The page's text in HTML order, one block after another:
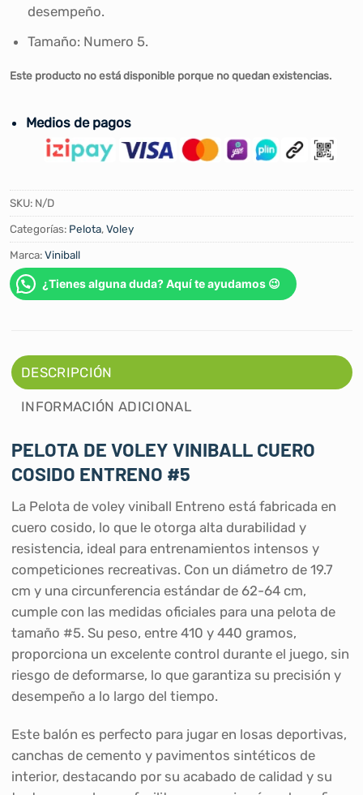
desempeño.
Tamaño: Numero 5.
Este producto no está disponible porque no quedan existencias.
Medios de pagos
SKU: N/D
Categorías: Pelota,Voley
Marca:Viniball
¿Tienes alguna duda? Aquí te ayudamos 😉
DESCRIPCIÓN
INFORMACIÓN ADICIONAL
PELOTA DE VOLEY VINIBALL CUERO
COSIDO ENTRENO #5
La Pelota de voley viniball Entreno está fabricada en
cuero cosido, lo que le otorga alta durabilidad y
resistencia, ideal para entrenamientos intensos y
competiciones recreativas. Con un diámetro de 19.7
cm y una circunferencia estándar de 62-64 cm,
cumple con las medidas oficiales para una pelota de
tamaño #5. Su peso, entre 410 y 440 gramos,
proporciona un excelente control durante el juego, sin
riesgo de deformarse, lo que garantiza su precisión y
desempeño a lo largo del tiempo.
Este balón es perfecto para jugar en losas deportivas,
canchas de cemento y pavimentos sintéticos de
interior, destacando por su acabado de calidad y su